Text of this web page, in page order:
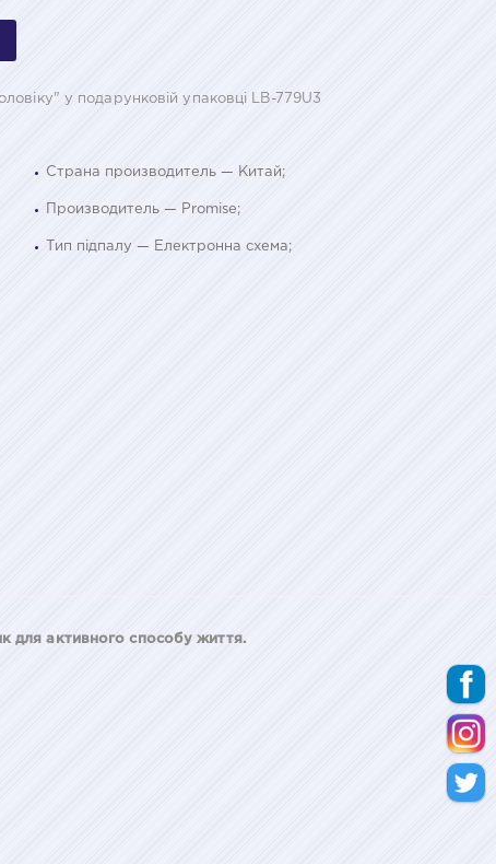
у подарунковій упаковці LB-779U3
Страна производитель — Китай;
Производитель — Promise;
Тип підпалу — Електронна схема;
для активного способу життя.